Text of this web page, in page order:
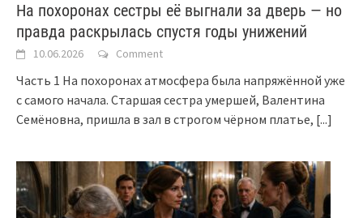
На похоронах сестры её выгнали за дверь — но
правда раскрылась спустя годы унижений
10.06.2026 Comment
Часть 1 На похоронах атмосфера была напряжённой уже
с самого начала. Старшая сестра умершей, Валентина
Семёновна, пришла в зал в строгом чёрном платье, [...]